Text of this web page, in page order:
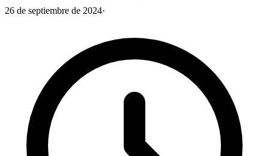
26 de septiembre de 2024·